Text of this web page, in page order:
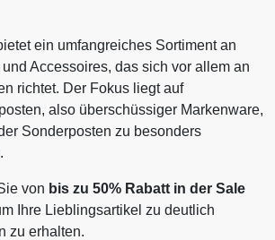
ein umfangreiches Sortiment an
Accessoires, das sich vor allem an
richtet. Der Fokus liegt auf
also überschüssiger Markenware,
Sonderposten zu besonders
von bis zu 50% Rabatt in der Sale
Ihre Lieblingsartikel zu deutlich
zu erhalten.